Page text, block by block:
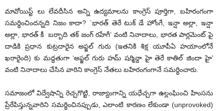
మావోయిస్ట్ లు లేవదీసిన అన్ని ఉద్యమాలను కాంగ్రెస్ పూర్తిగా, బహిరంగంగా
సమర్ధించిందన్నది నిజం కాదా? `భారత్ తెరే టుక్ డే హోంగే, ఇన్షా అల్లా, ఇన్షా
అల్లా, భారత్ కీ బర్బాది తక్ జంగ్ రహేగీ’ వంటి నినాదాలు, భారత పార్లమెంట్ పై
దాడికి ప్రధాన కుట్రదారైన అఫ్జల్ గురు (ఇతనికి శిక్ష యూపీఏ హయాంలోనే
ఖరారైంది) కు మద్దతుగా ‘అఫ్జల్ గురు హమ్ షర్మిన్దా హై తెరే కాతిల్ జిందా హై’
వంటి నినాదాలు చేసిన వారిని కాంగ్రెస్ నేతలు బహిరంగంగానే సమర్ధించారు.
సమాజంలో విద్వేషాన్ని రెచ్చగొట్టి, రాజ్యాంగాన్ని యధేచ్చగా ఉల్లంఘించి హింసను
ప్రేరేపిస్తున్నవారిని సమర్ధించినప్పుడు, ఎలాంటి కారణం లేకుండా (unprovoked)